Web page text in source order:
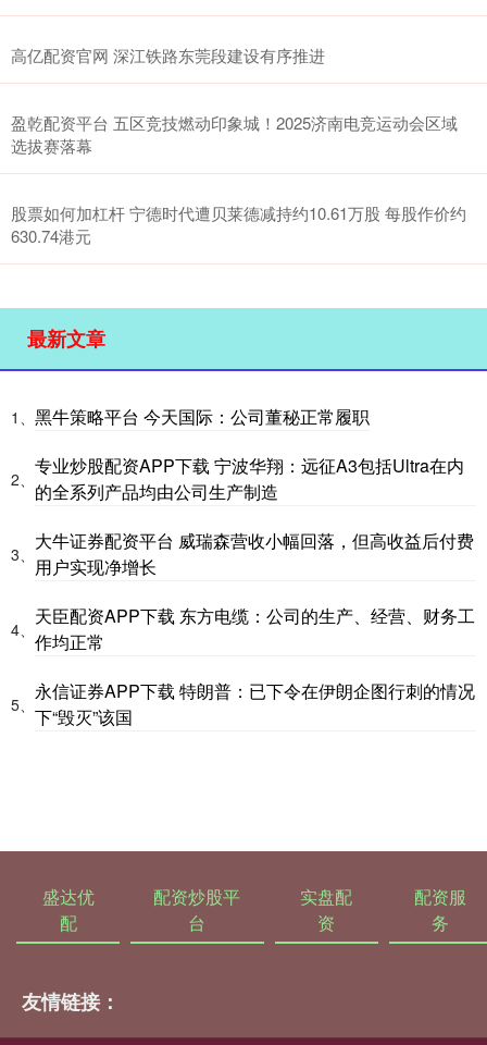
高亿配资官网 深江铁路东莞段建设有序推进
盈乾配资平台 五区竞技燃动印象城！2025济南电竞运动会区域
选拔赛落幕
股票如何加杠杆 宁德时代遭贝莱德减持约10.61万股 每股作价约
630.74港元
最新文章
1、 黑牛策略平台 今天国际：公司董秘正常履职
2、
专业炒股配资APP下载 宁波华翔：远征A3包括Ultra在内
的全系列产品均由公司生产制造
3、
大牛证券配资平台 威瑞森营收小幅回落，但高收益后付费
用户实现净增长
4、
天臣配资APP下载 东方电缆：公司的生产、经营、财务工
作均正常
5、
永信证券APP下载 特朗普：已下令在伊朗企图行刺的情况
下“毁灭”该国
盛达优
配
配资炒股平
台
实盘配
资
配资服
务
友情链接：